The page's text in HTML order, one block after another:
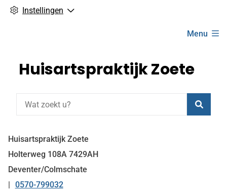
Instellingen
Menu
Huisartspraktijk Zoete
Huisartspraktijk Zoete
Holterweg 108A 7429AH
Deventer/Colmschate
Tel:
0570-799032